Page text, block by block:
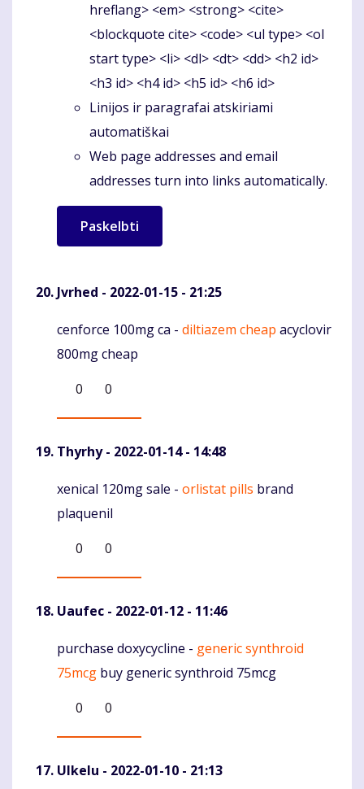
hreflang> <em> <strong> <cite>
<blockquote cite> <code> <ul type> <ol
start type> <li> <dl> <dt> <dd> <h2 id>
<h3 id> <h4 id> <h5 id> <h6 id>
Linijos ir paragrafai atskiriami
automatiškai
Web page addresses and email
addresses turn into links automatically.
Jvrhed - 2022-01-15 - 21:25
Komentaras
cenforce 100mg ca - diltiazem cheap acyclovir
800mg cheap
0
0
Thyrhy- 2022-01-14 - 14:48
Komentaras
xenical 120mg sale - orlistat pills brand
plaquenil
0
0
Uaufec - 2022-01-12 - 11:46
Komentaras
purchase doxycycline - generic synthroid
75mcg buy generic synthroid 75mcg
0
0
Ulkelu - 2022-01-10 - 21:13